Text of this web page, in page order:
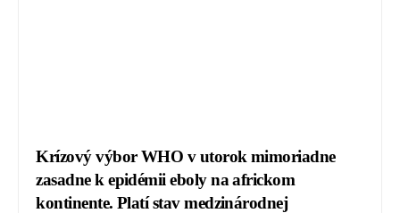
Krízový výbor WHO v utorok mimoriadne
zasadne k epidémii eboly na africkom
kontinente. Platí stav medzinárodnej